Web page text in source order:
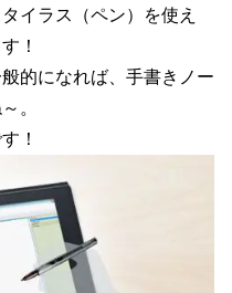
イラス（ペン）を使え
！
的になれば、手書きノー
。
！